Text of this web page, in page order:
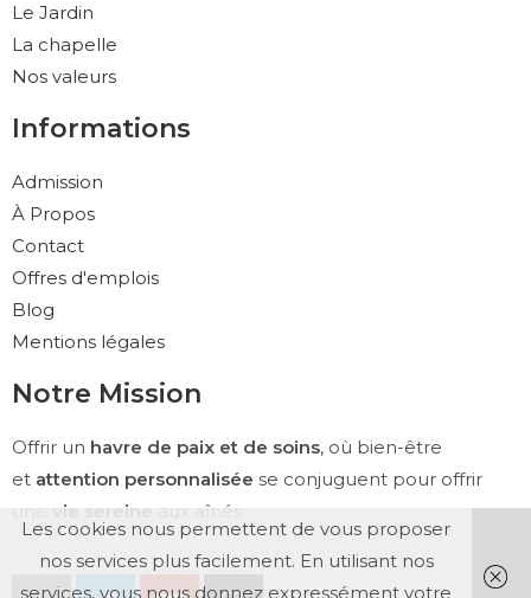
Le Jardin
La chapelle
Nos valeurs
Informations
Admission
À Propos
Contact
Offres d'emplois
Blog
Mentions légales
Notre Mission
Offrir un havre de paix et de soins, où bien-être
et attention personnalisée se conjuguent pour offrir
une vie sereine aux aînés
Les cookies nous permettent de vous proposer
nos services plus facilement. En utilisant nos
services, vous nous donnez expressément votre